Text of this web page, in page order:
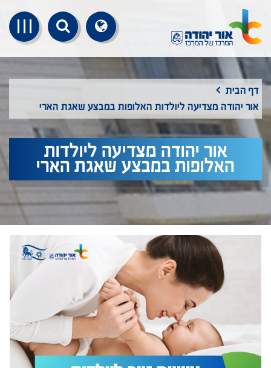
דף הבית
אור יהודה מצדיעה ליולדות האלופות במבצע שאגת הארי
אור יהודה מצדיעה ליולדות
האלופות במבצע שאגת הארי